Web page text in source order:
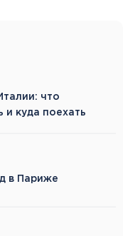
что
и куда поехать
в Париже